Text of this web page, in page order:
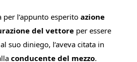
per l’appunto esperito azione
del vettore per essere
suo diniego, l’aveva citata in
conducente del mezzo.